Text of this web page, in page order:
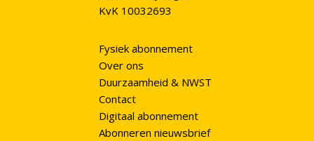
KvK 10032693
Fysiek abonnement
Over ons
Duurzaamheid & NWST
Contact
Digitaal abonnement
Abonneren nieuwsbrief